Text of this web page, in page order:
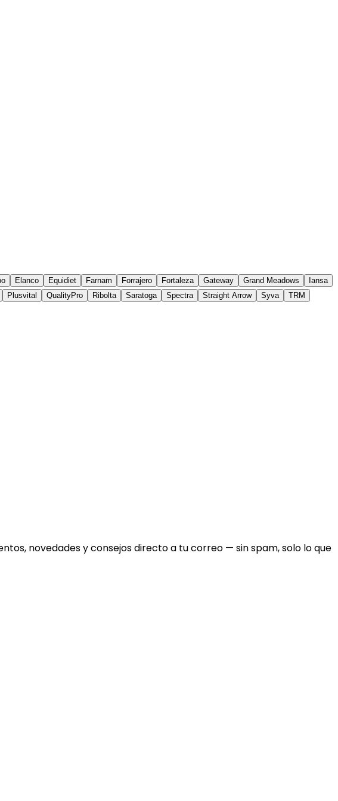
Elanco Equidiet Farnam Forrajero Fortaleza Gateway Grand Meadows
Iansa
Plusvital QualityPro Ribolta Saratoga Spectra Straight Arrow Syva
TRM
novedades y consejos directo a tu correo — sin spam, solo lo que